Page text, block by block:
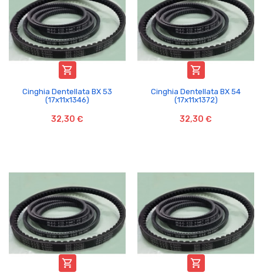

Cinghia Dentellata BX 53
(17x11x1346)
32,30 €

Cinghia Dentellata BX 54
(17x11x1372)
32,30 €
 